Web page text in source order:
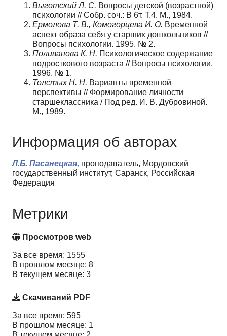
Выготский Л. С. Вопросы детской (возрастной)
психологии // Собр. соч.: В 6т. Т.4. М., 1984.
Ермолова Т. В., Комогорцева И. О. Временной
аспект образа себя у старших дошкольников //
Вопросы психологии. 1995. № 2.
Поливанова К. Н. Психологическое содержание
подросткового возраста // Вопросы психологии.
1996. № 1.
Толстых Н. Н. Варианты временной
перспективы // Формирование личности
старшеклассника / Под ред. И. В. Дубровиной.
М., 1989.
Информация об авторах
Л.Б. Пасанецкая, проподаватель, Мордовский
государственный институт, Саранск, Российская
Федерация
Метрики
Просмотров web
За все время: 1555
В прошлом месяце: 8
В текущем месяце: 3
Скачиваний PDF
За все время: 595
В прошлом месяце: 1